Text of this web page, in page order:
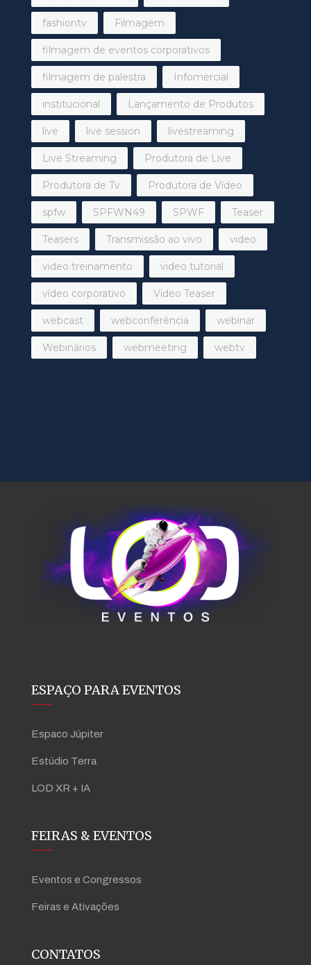
fashiontv Filmagem
filmagem de eventos corporativos
filmagem de palestra Infomercial
institucional Lançamento de Produtos
live live session livestreaming
Live Streaming Produtora de Live
Produtora de Tv Produtora de Vídeo
spfw SPFWN49 SPWF Teaser
Teasers Transmissão ao vivo video
video treinamento video tutorial
vídeo corporativo Vídeo Teaser
webcast webconferência webinar
Webinários webmeeting webtv
ESPAÇO PARA EVENTOS
Espaco Júpiter
Estúdio Terra
LOD XR + IA
FEIRAS & EVENTOS
Eventos e Congressos
Feiras e Ativações
CONTATOS